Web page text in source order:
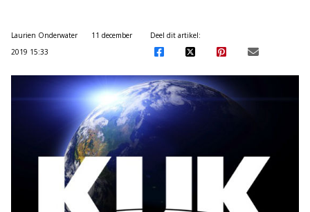
Laurien Onderwater
11 december
2019 15:33
Deel dit artikel: